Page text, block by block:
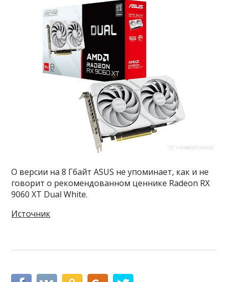
О версии на 8 Гбайт ASUS не упоминает, как и не
говорит о рекомендованном ценнике Radeon RX
9060 XT Dual White.
Источник